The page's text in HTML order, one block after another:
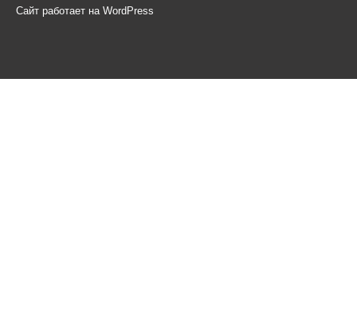
Сайт работает на WordPress